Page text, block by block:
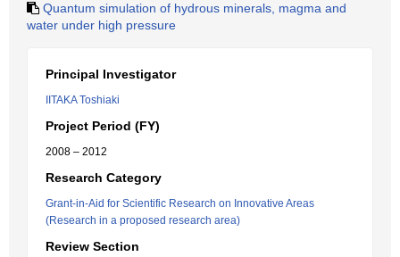
Quantum simulation of hydrous minerals, magma and
water under high pressure
Principal Investigator
IITAKA Toshiaki
Project Period (FY)
2008 – 2012
Research Category
Grant-in-Aid for Scientific Research on Innovative Areas
(Research in a proposed research area)
Review Section